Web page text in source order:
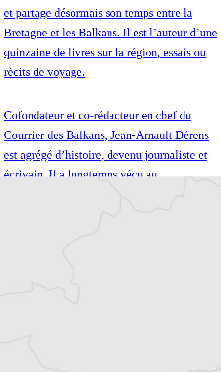
et partage désormais son temps entre la
Bretagne et les Balkans. Il est l’auteur d’une
quinzaine de livres sur la région, essais ou
récits de voyage.
Cofondateur et co-rédacteur en chef du
Courrier des Balkans, Jean-Arnault Dérens
est agrégé d’histoire, devenu journaliste et
écrivain. Il a longtemps vécu au